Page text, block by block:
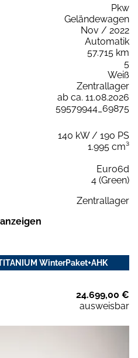
Pkw
Geländewagen
Nov / 2022
Automatik
57.715 km
5
Weiß
Zentrallager
ab ca. 11.08.2026
59579944_69875
140 kW / 190 PS
1.995 cm³
Euro6d
4 (Green)
Zentrallager
WinterPaket+AHK
24.699,00 €
ausweisbar